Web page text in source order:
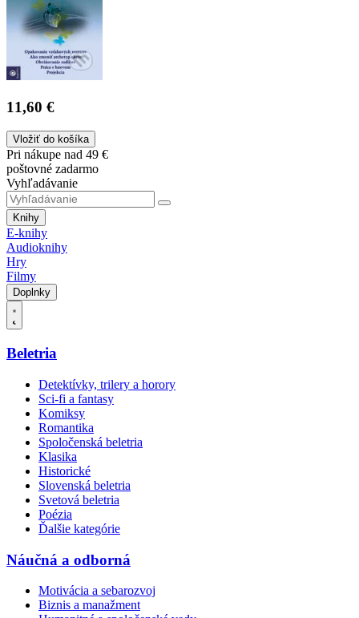
11,60 €
Vložiť do košíka
Pri nákupe nad 49 €
poštovné zadarmo
Vyhľadávanie
Knihy
E-knihy
Audioknihy
Hry
Filmy
Doplnky
Beletria
Detektívky, trilery a horory
Sci-fi a fantasy
Komiksy
Romantika
Spoločenská beletria
Klasika
Historické
Slovenská beletria
Svetová beletria
Poézia
Ďalšie kategórie
Náučná a odborná
Motivácia a sebarozvoj
Biznis a manažment